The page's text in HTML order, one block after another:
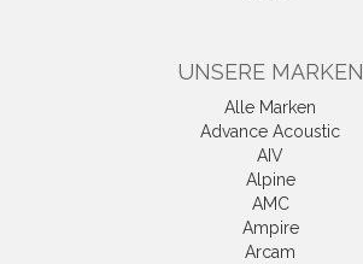
UNSERE MARKEN
Alle Marken
Advance Acoustic
AIV
Alpine
AMC
Ampire
Arcam